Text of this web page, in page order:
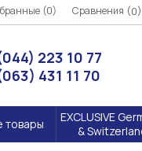
(0) Сравнения (0)
223 10 77
431 11 70
товары
EXCLUSIVE
&